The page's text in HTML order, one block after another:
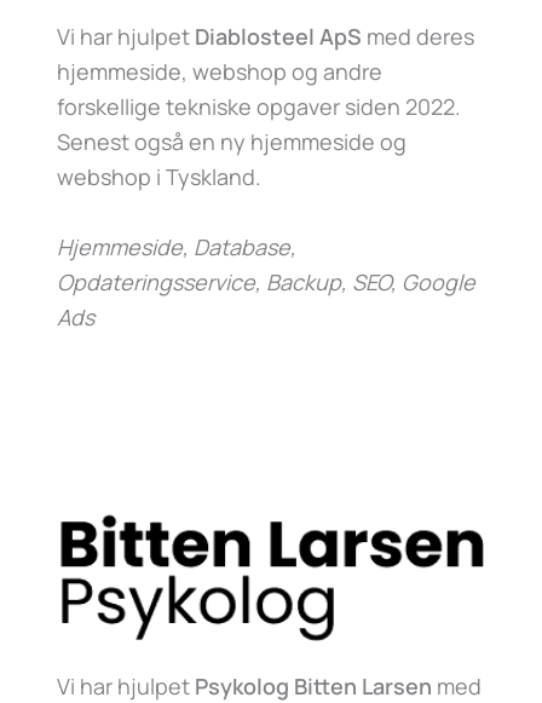
Vi har hjulpet Diablosteel ApS med deres
hjemmeside, webshop og andre
forskellige tekniske opgaver siden 2022.
Senest også en ny hjemmeside og
webshop i Tyskland.
Hjemmeside, Database,
Opdateringsservice, Backup, SEO, Google
Ads
Vi har hjulpet Psykolog Bitten Larsen med